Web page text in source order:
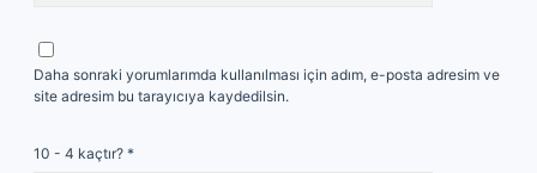
Daha sonraki yorumlarımda kullanılması için adım, e-posta adresim ve
site adresim bu tarayıcıya kaydedilsin.
10 - 4 kaçtır? *